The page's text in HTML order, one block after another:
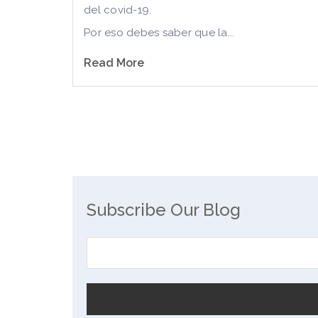
del covid-19.
Por eso debes saber que la...
Read More
Subscribe Our Blog